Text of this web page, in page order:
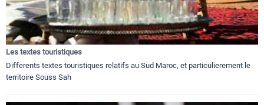
Les textes touristiques
Differents textes touristiques relatifs au Sud Maroc, et particulierement le
territoire Souss Sah